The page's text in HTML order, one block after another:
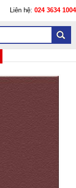
Liên hệ: 024 3634 1004